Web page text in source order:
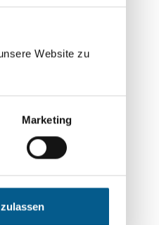
Website zu
Marketing